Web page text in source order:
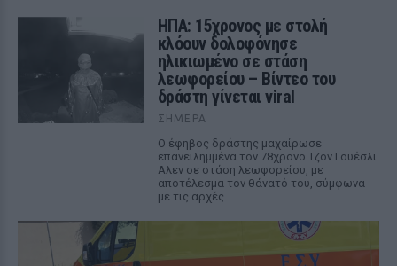
ΗΠΑ: 15χρονος με στολή
κλόουν δολοφόνησε
ηλικιωμένο σε στάση
λεωφορείου – Βίντεο του
δράστη γίνεται viral
ΣΉΜΕΡΑ
Ο έφηβος δράστης μαχαίρωσε
επανειλημμένα τον 78χρονο Τζον Γουέσλι
Αλεν σε στάση λεωφορείου, με
αποτέλεσμα τον θάνατό του, σύμφωνα
με τις αρχές